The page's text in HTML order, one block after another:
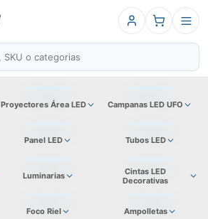
Proyectores Área LED Campanas LED UFO
Panel LED Tubos LED
Luminarias
Cintas LED
Decorativas
Foco Riel Ampolletas